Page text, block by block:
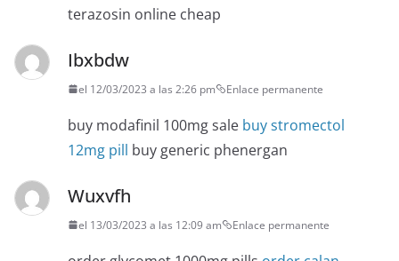
terazosin online cheap
Ibxbdw
el 12/03/2023 a las 2:26 pm Enlace permanente
buy modafinil 100mg sale buy stromectol
12mg pill buy generic phenergan
Wuxvfh
el 13/03/2023 a las 12:09 am Enlace permanente